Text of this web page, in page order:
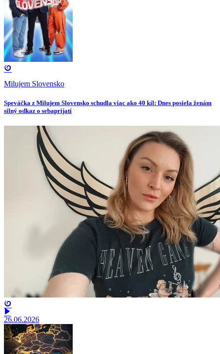
Milujem Slovensko
Speváčka z Milujem Slovensko schudla viac ako 40 kíl: Dnes posiela ženám
silný odkaz o sebaprijatí
26.06.2026